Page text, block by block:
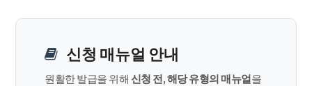
신청 매뉴얼 안내
원활한 발급을 위해 신청 전, 해당 유형의 매뉴얼을